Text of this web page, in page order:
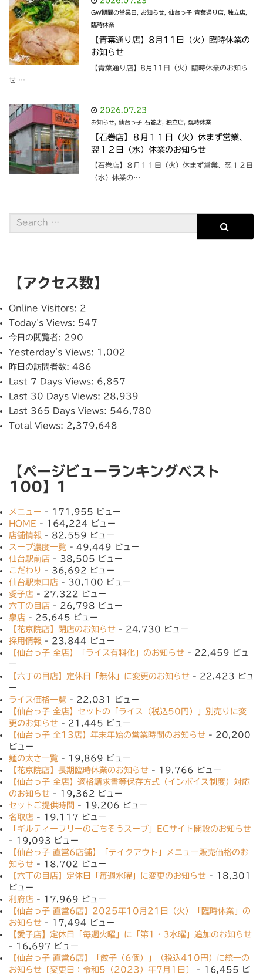
GW期間の営業日 お知らせ 仙台っ子 青葉通り店 独立店
臨時休業
【青葉通り店】8月11日（火）臨時休業の
お知らせ
【青葉通り店】8月11日（火）臨時休業のお知ら
せ …
2026.07.23
お知らせ 仙台っ子 石巻店 独立店 臨時休業
【石巻店】８月１１日（火）休まず営業、
翌１２日（水）休業のお知らせ
【石巻店】８月１１日（火）休まず営業、翌１２日
（水）休業の…
【アクセス数】
Online Visitors: 2
Today's Views: 547
今日の閲覧者: 290
Yesterday's Views: 1,002
昨日の訪問者数: 486
Last 7 Days Views: 6,857
Last 30 Days Views: 28,939
Last 365 Days Views: 546,780
Total Views: 2,379,648
【ページビューランキングベスト
100】1
メニュー - 171,955 ビュー
HOME - 164,224 ビュー
店舗情報 - 82,559 ビュー
スープ濃度一覧 - 49,449 ビュー
仙台駅前店 - 38,505 ビュー
こだわり
- 36,692 ビュー
仙台駅東口店 - 30,100 ビュー
愛子店 - 27,322 ビュー
六丁の目店 - 26,798 ビュー
泉店 - 25,645 ビュー
【花京院店】閉店のお知らせ - 24,730 ビュー
採用情報 - 23,844 ビュー
【仙台っ子 全店】「ライス有料化」のお知らせ - 22,459 ビュ
ー
【六丁の目店】定休日「無休」に変更のお知らせ - 22,423 ビュ
ー
ライス価格一覧 - 22,031 ビュー
【仙台っ子 全店】セットの「ライス（税込50円）」別売りに変
更のお知らせ - 21,445 ビュー
【仙台っ子 全13店】年末年始の営業時間のお知らせ - 20,200
ビュー
麺の太さ一覧 - 19,869 ビュー
【花京院店】長期臨時休業のお知らせ - 19,766 ビュー
【仙台っ子 全店】適格請求書等保存方式（インボイス制度）対応
のお知らせ - 19,362 ビュー
セットご提供時間 - 19,206 ビュー
名取店 - 19,117 ビュー
「ギルティーフリーのごちそうスープ」ECサイト開設のお知らせ
- 19,093 ビュー
【仙台っ子 直営6店舗】「テイクアウト」メニュー販売価格のお
知らせ - 18,702 ビュー
【六丁の目店】定休日「毎週水曜」に変更のお知らせ - 18,301
ビュー
利府店 - 17,969 ビュー
【仙台っ子 直営6店】2025年10月21日（火）「臨時休業」の
お知らせ - 17,494 ビュー
【愛子店】定休日「毎週火曜」に「第1・3水曜」追加のお知らせ
- 16,697 ビュー
【仙台っ子 直営6店】「餃子（6個）」（税込410円）に統一の
お知らせ〔変更日：令和5（2023）年7月1日〕
- 16,455 ビ